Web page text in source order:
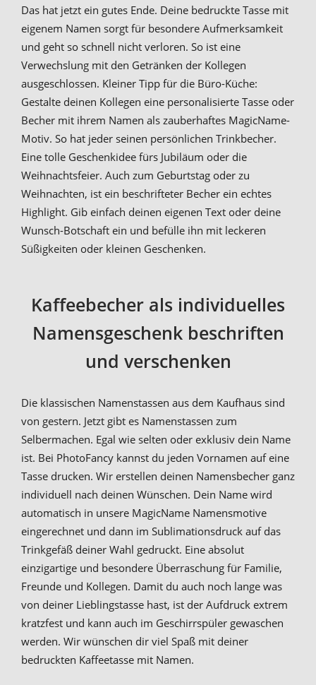
Das hat jetzt ein gutes Ende. Deine bedruckte Tasse mit
eigenem Namen sorgt für besondere Aufmerksamkeit
und geht so schnell nicht verloren. So ist eine
Verwechslung mit den Getränken der Kollegen
ausgeschlossen. Kleiner Tipp für die Büro-Küche:
Gestalte deinen Kollegen eine personalisierte Tasse oder
Becher mit ihrem Namen als zauberhaftes MagicName-
Motiv. So hat jeder seinen persönlichen Trinkbecher.
Eine tolle Geschenkidee fürs Jubiläum oder die
Weihnachtsfeier. Auch zum Geburtstag oder zu
Weihnachten, ist ein beschrifteter Becher ein echtes
Highlight. Gib einfach deinen eigenen Text oder deine
Wunsch-Botschaft ein und befülle ihn mit leckeren
Süßigkeiten oder kleinen Geschenken.
Kaffeebecher als individuelles
Namensgeschenk beschriften
und verschenken
Die klassischen Namenstassen aus dem Kaufhaus sind
von gestern. Jetzt gibt es Namenstassen zum
Selbermachen. Egal wie selten oder exklusiv dein Name
ist. Bei PhotoFancy kannst du jeden Vornamen auf eine
Tasse drucken. Wir erstellen deinen Namensbecher ganz
individuell nach deinen Wünschen. Dein Name wird
automatisch in unsere MagicName Namensmotive
eingerechnet und dann im Sublimationsdruck auf das
Trinkgefäß deiner Wahl gedruckt. Eine absolut
einzigartige und besondere Überraschung für Familie,
Freunde und Kollegen. Damit du auch noch lange was
von deiner Lieblingstasse hast, ist der Aufdruck extrem
kratzfest und kann auch im Geschirrspüler gewaschen
werden. Wir wünschen dir viel Spaß mit deiner
bedruckten Kaffeetasse mit Namen.